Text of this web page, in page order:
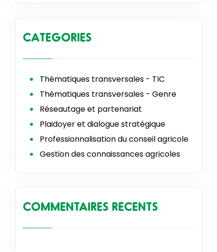
CATEGORIES
Thématiques transversales - TIC
Thématiques transversales - Genre
Réseautage et partenariat
Plaidoyer et dialogue stratégique
Professionnalisation du conseil agricole
Gestion des connaissances agricoles
COMMENTAIRES RECENTS